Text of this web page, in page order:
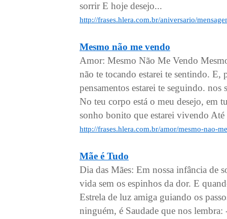
sorrir E hoje desejo...
http://frases.hlera.com.br/aniversario/
Mesmo não me vendo
Amor: Mesmo Não Me Vendo
não te tocando estarei te sentindo. E,
pensamentos estarei te seguindo.
No teu corpo está o meu desejo, em
sonho bonito que estarei vivendo Até
http://frases.hlera.com.br/amor/mesmo-nao-
Mãe é Tudo
Dia das Mães: Em nossa infância de
vida sem os espinhos da dor. E
Estrela de luz amiga guiando os
ninguém, é Saudade que nos